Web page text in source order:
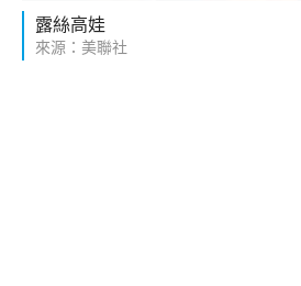
露絲高娃
來源：美聯社